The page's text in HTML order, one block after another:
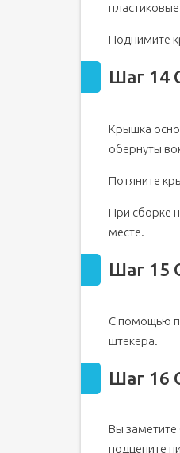
Поднимите
Шаг 14
Крышка
обернуты
Потяните
При сборке
месте.
Шаг 15
С помощью
штекера.
Шаг 16
Вы
подцепите